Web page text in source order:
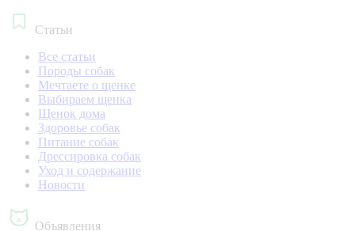
Статьи
Все статьи
Породы собак
Мечтаете о щенке
Выбираем щенка
Щенок дома
Здоровье собак
Питание собак
Дрессировка собак
Уход и содержание
Новости
Объявления